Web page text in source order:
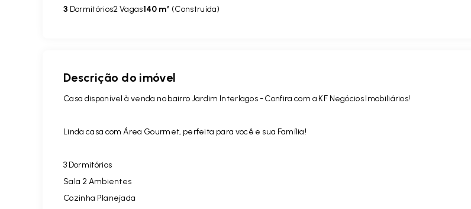
3 Dormitórios2 Vagas140 m² (Construída)
Descrição do imóvel
Casa disponível à venda no bairro Jardim Interlagos - Confira com a KF Negócios Imobiliários!
Linda casa com Área Gourmet, perfeita para você e sua Família!
3 Dormitórios
Sala 2 Ambientes
Cozinha Planejada